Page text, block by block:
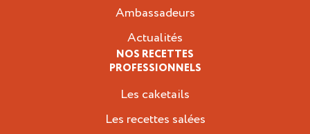
Ambassadeurs
Actualités
NOS RECETTES
PROFESSIONNELS
Les caketails
Les recettes salées